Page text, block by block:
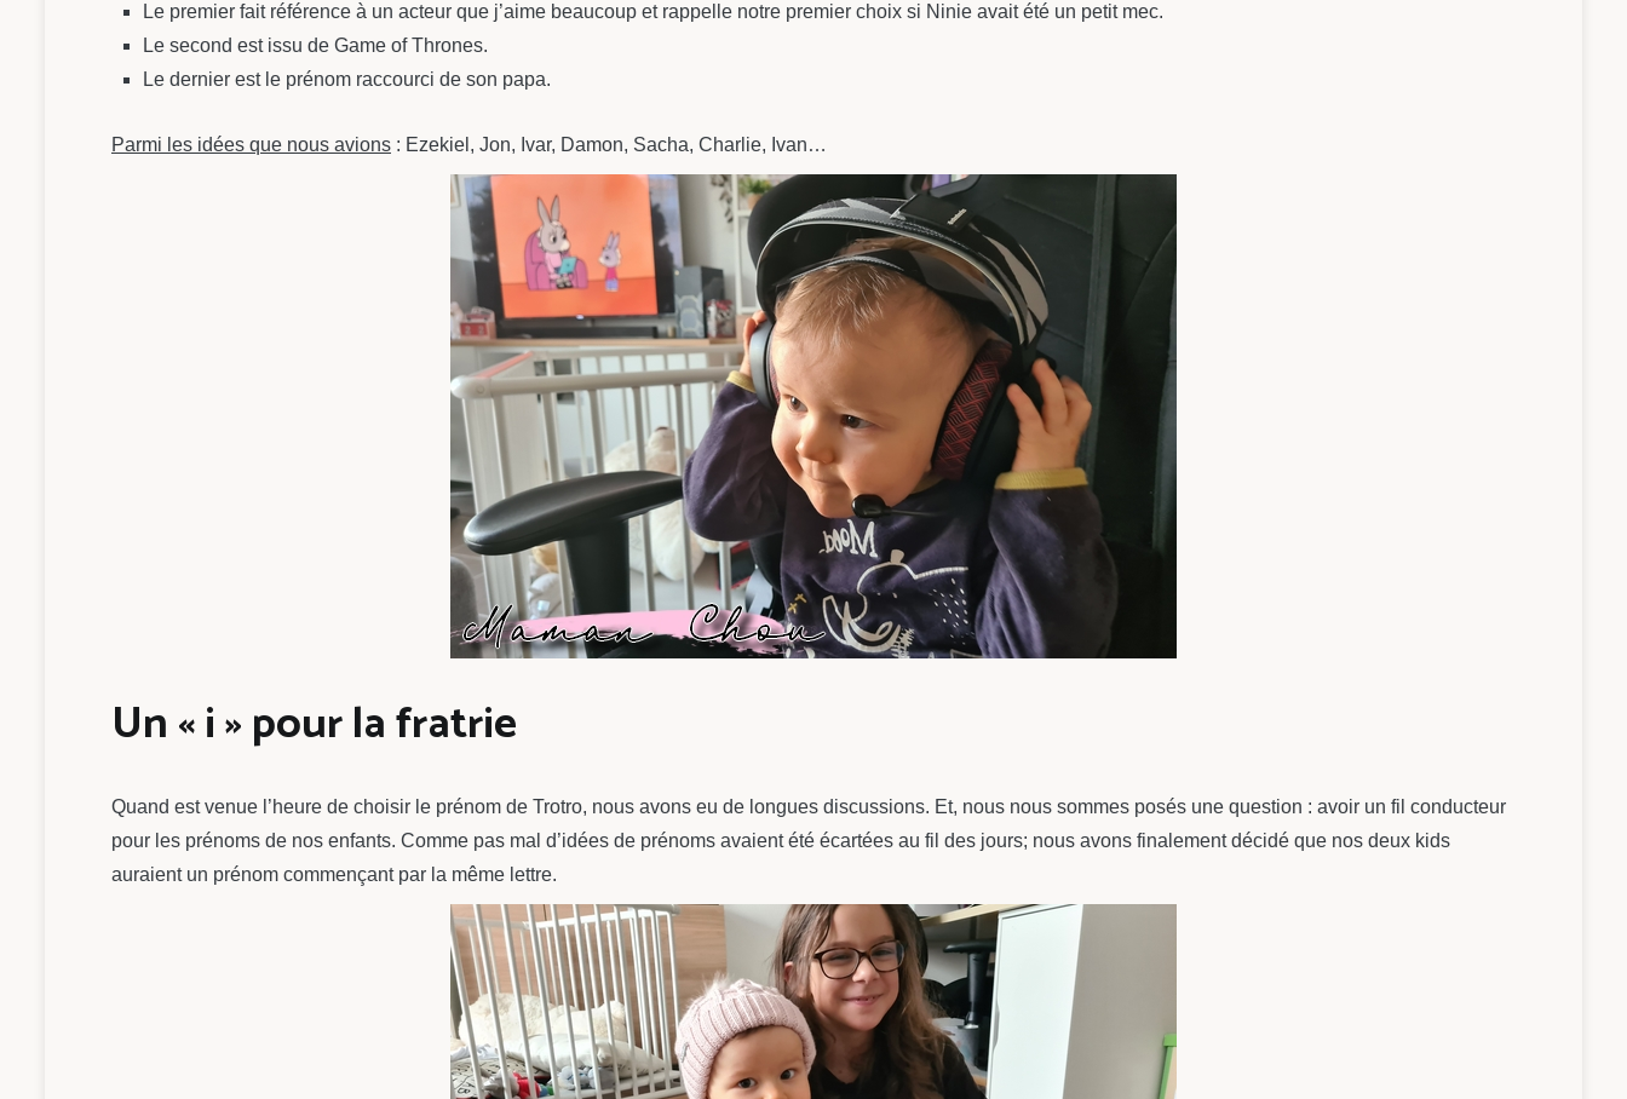
Le premier fait référence à un acteur que j’aime beaucoup et rappelle notre premier choix si Ninie avait été un petit mec.
Le second est issu de Game of Thrones.
Le dernier est le prénom raccourci de son papa.
Parmi les idées que nous avions : Ezekiel, Jon, Ivar, Damon, Sacha, Charlie, Ivan…
Un « i » pour la fratrie
Quand est venue l’heure de choisir le prénom de Trotro, nous avons eu de longues discussions. Et, nous nous sommes posés une question : avoir un fil conducteur
pour les prénoms de nos enfants. Comme pas mal d’idées de prénoms avaient été écartées au fil des jours; nous avons finalement décidé que nos deux kids
auraient un prénom commençant par la même lettre.